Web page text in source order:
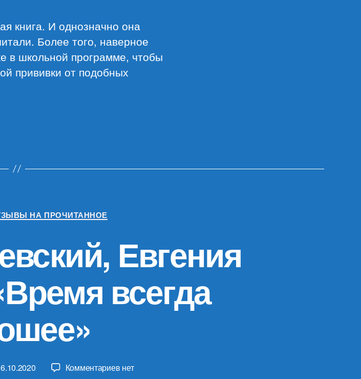
книга. И однозначно она
Более того, наверное
в школьной программе, чтобы
прививки от подобных
Рубрики
НА ПРОЧИТАННОЕ
Евгения
всегда
Комментариевкнет